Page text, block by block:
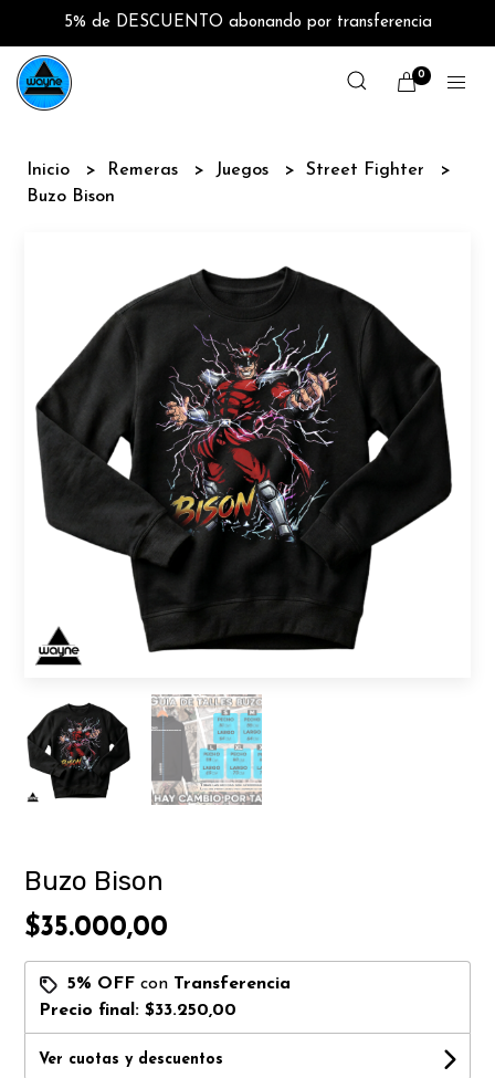
5% de DESCUENTO abonando por transferencia
0
Inicio Remeras Juegos
Street Fighter
Buzo Bison
Buzo Bison
$35.000,00
5% OFF con Transferencia
Precio final:$33.250,00
Ver cuotas y descuentos